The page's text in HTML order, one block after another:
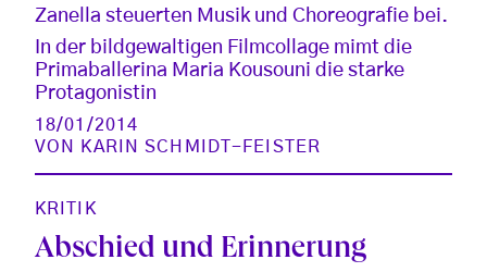
Zanella steuerten Musik und Choreografie bei.
In der bildgewaltigen Filmcollage mimt die
Primaballerina Maria Kousouni die starke
Protagonistin
18/01/2014
VON
KARIN SCHMIDT-FEISTER
KRITIK
Abschied und Erinnerung